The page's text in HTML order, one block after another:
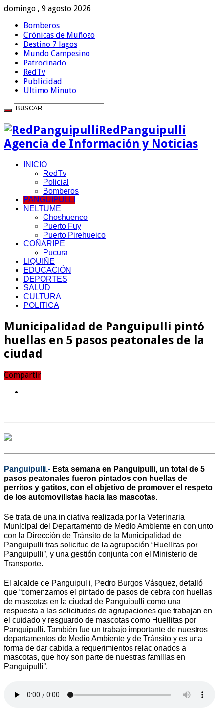
domingo , 9 agosto 2026
Bomberos
Crónicas de Muñozo
Destino 7 lagos
Mundo Campesino
Patrocinado
RedTv
Publicidad
Ultimo Minuto
RedPanguipulli
Agencia de Información y Noticias
INICIO
RedTv
Policial
Bomberos
PANGUIPULLI
NELTUME
Choshuenco
Puerto Fuy
Puerto Pirehueico
COÑARIPE
Pucura
LIQUIÑE
EDUCACIÓN
DEPORTES
SALUD
CULTURA
POLITICA
Municipalidad de Panguipulli pintó
huellas en 5 pasos peatonales de la
ciudad
Compartir
Panguipulli.- Esta semana en Panguipulli, un total de 5
pasos peatonales fueron pintados con huellas de
perritos y gatitos, con el objetivo de promover el respeto
de los automovilistas hacia las mascotas.
Se trata de una iniciativa realizada por la Veterinaria
Municipal del Departamento de Medio Ambiente en conjunto
con la Dirección de Tránsito de la Municipalidad de
Panguipulli tras solicitud de la agrupación “Huellitas por
Panguipulli”, y una gestión conjunta con el Ministerio de
Transporte.
El alcalde de Panguipulli, Pedro Burgos Vásquez, detalló
que “comenzamos el pintado de pasos de cebra con huellas
de mascotas en la ciudad de Panguipulli como una
respuesta a las solicitudes de agrupaciones que trabajan en
el cuidado y resguardo de mascotas como Huellitas por
Panguipulli. También fue un trabajo importante de nuestros
departamentos de Medio Ambiente y de Tránsito y es una
forma de dar cabida a requerimientos relacionados a
mascotas, que hoy son parte de nuestras familias en
Panguipulli”.